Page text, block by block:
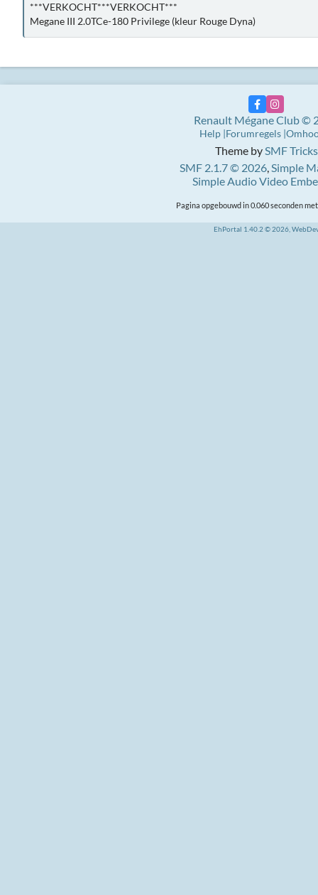
***VERKOCHT***VERKOCHT***
Megane III 2.0TCe-180 Privilege (kleur Rouge Dyna)
Theme bySMF Tricks
SMF 2.1.7 © 2026,Simple
Simple Audio Video
Renault Mégane Club ©
Help Forumregels
Pagina opgebouwd in 0.060 seconden
EhPortal 1.40.2 © 2026,